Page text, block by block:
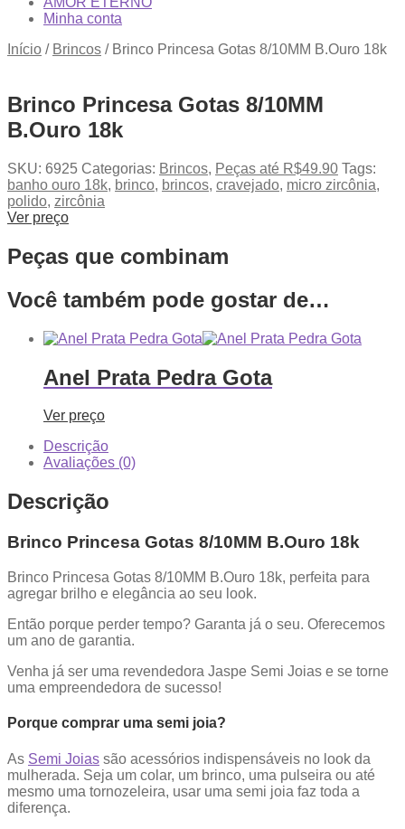
Minha conta
Início / Brincos / Brinco Princesa Gotas 8/10MM B.Ouro 18k
Brinco Princesa Gotas 8/10MM
B.Ouro 18k
SKU: 6925 Categorias: Brincos, Peças até R$49.90 Tags:
banho ouro 18k, brinco, brincos, cravejado, micro zircônia,
polido, zircônia
Ver preço
Peças que combinam
Você também pode gostar de…
Anel Prata Pedra Gota
Ver preço
Descrição
Avaliações (0)
Descrição
Brinco Princesa Gotas 8/10MM B.Ouro 18k
Brinco Princesa Gotas 8/10MM B.Ouro 18k, perfeita para
agregar brilho e elegância ao seu look.
Então porque perder tempo? Garanta já o seu. Oferecemos
um ano de garantia.
Venha já ser uma revendedora Jaspe Semi Joias e se torne
uma empreendedora de sucesso!
Porque comprar uma semi joia?
As Semi Joias são acessórios indispensáveis no look da
mulherada. Seja um colar, um brinco, uma pulseira ou até
mesmo uma tornozeleira, usar uma semi joia faz toda a
diferença.